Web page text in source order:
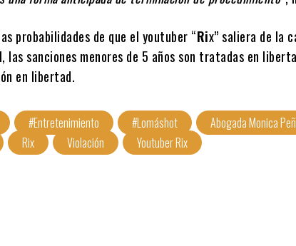
probabilidades de que el youtuber “Rix” saliera de la
sanciones menores de 5 años son tratadas en
en libertad.
#Entretenimiento #Lomáshot Abogada Monica
Rix Violación Youtuber Rix